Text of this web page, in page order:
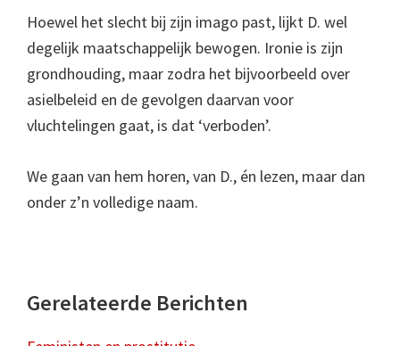
Hoewel het slecht bij zijn imago past, lijkt D. wel
degelijk maatschappelijk bewogen. Ironie is zijn
grondhouding, maar zodra het bijvoorbeeld over
asielbeleid en de gevolgen daarvan voor
vluchtelingen gaat, is dat ‘verboden’.
We gaan van hem horen, van D., én lezen, maar dan
onder z’n volledige naam.
Gerelateerde Berichten